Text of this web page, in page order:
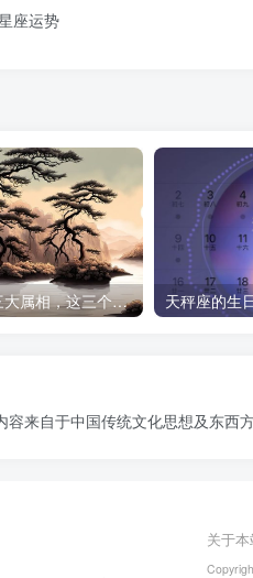
座运势
天秤座最佳三大属相，这三个生肖注定让天秤座好运连连
容来自于中国传统文化思想及东西
关于